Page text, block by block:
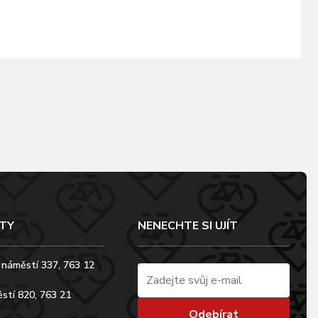
337, 763 12
820, 763 21
NENECHTE SI UJÍT
Odebírat